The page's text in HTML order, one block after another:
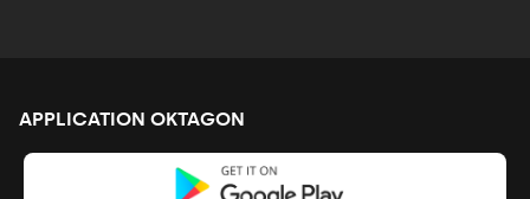
APPLICATION OKTAGON